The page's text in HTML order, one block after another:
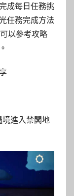
成每日任務挑
任務完成方法
以參考攻略
境進入禁閣地